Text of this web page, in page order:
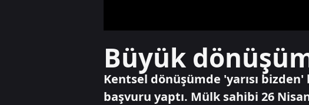
Büyük
Kentsel dönüşümde 'yarısı
başvuru yaptı. Mülk sahibi 26